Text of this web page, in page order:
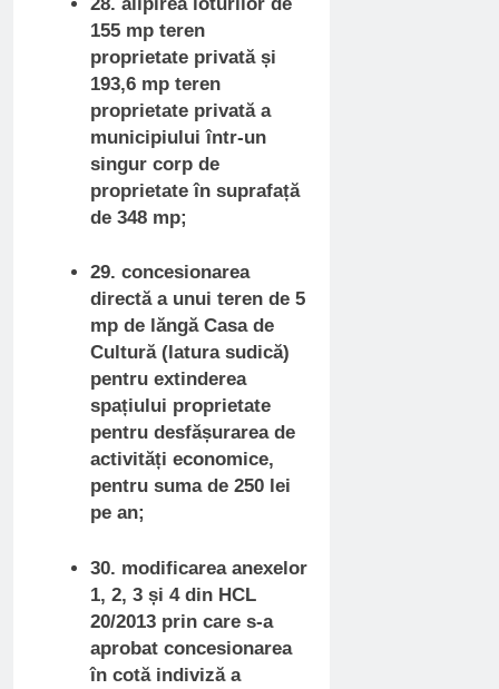
155 mp teren
proprietate privată și
193,6 mp teren
proprietate privată a
municipiului într-un
singur corp de
proprietate în suprafață
de 348 mp;
29. concesionarea
directă a unui teren de 5
mp de lăngă Casa de
Cultură (latura sudică)
pentru extinderea
spațiului proprietate
pentru desfășurarea de
activități economice,
pentru suma de 250 lei
pe an;
30. modificarea anexelor
1, 2, 3 și 4 din HCL
20/2013 prin care s-a
aprobat concesionarea
în cotă indiviză a